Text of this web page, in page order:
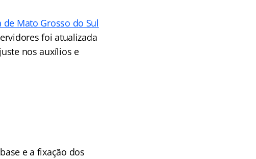
Mato Grosso do Sul
foi atualizada
nos auxílios e
e a fixação dos